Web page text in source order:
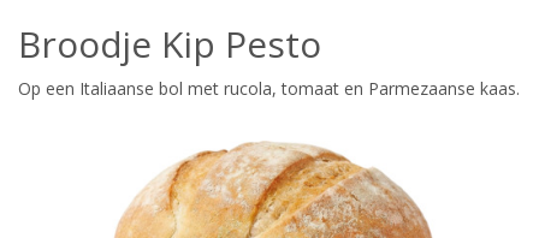
Broodje Kip Pesto
Op een Italiaanse bol met rucola, tomaat en Parmezaanse kaas.